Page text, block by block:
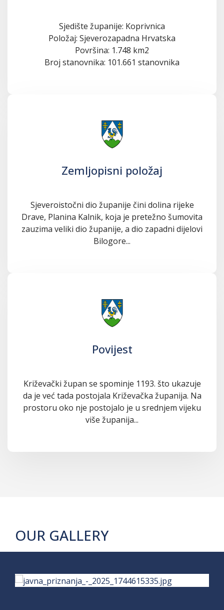
Sjedište županije: Koprivnica
Položaj: Sjeverozapadna Hrvatska
Površina: 1.748 km2
Broj stanovnika: 101.661 stanovnika
Zemljopisni položaj
Sjeveroistočni dio županije čini dolina rijeke
Drave, Planina Kalnik, koja je pretežno šumovita
zauzima veliki dio županije, a dio zapadni dijelovi
Bilogore...
Povijest
Križevački župan se spominje 1193. što ukazuje
da je već tada postojala Križevačka županija. Na
prostoru oko nje postojalo je u srednjem vijeku
više županija...
OUR GALLERY